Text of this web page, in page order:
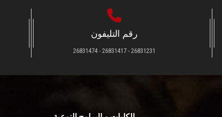
رقم التليفون
26831231 - 26831417 - 26831474